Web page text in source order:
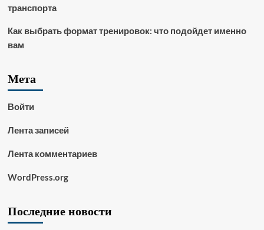
транспорта
Как выбрать формат тренировок: что подойдет именно
вам
Мета
Войти
Лента записей
Лента комментариев
WordPress.org
Последние новости